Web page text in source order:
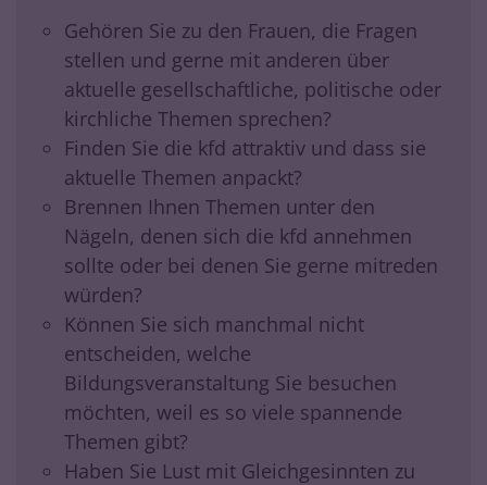
Gehören Sie zu den Frauen, die Fragen
stellen und gerne mit anderen über
aktuelle gesellschaftliche, politische oder
kirchliche Themen sprechen?
Finden Sie die kfd attraktiv und dass sie
aktuelle Themen anpackt?
Brennen Ihnen Themen unter den
Nägeln, denen sich die kfd annehmen
sollte oder bei denen Sie gerne mitreden
würden?
Können Sie sich manchmal nicht
entscheiden, welche
Bildungsveranstaltung Sie besuchen
möchten, weil es so viele spannende
Themen gibt?
Haben Sie Lust mit Gleichgesinnten zu